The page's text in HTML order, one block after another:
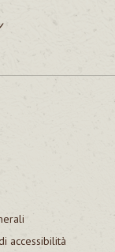
accessibilità